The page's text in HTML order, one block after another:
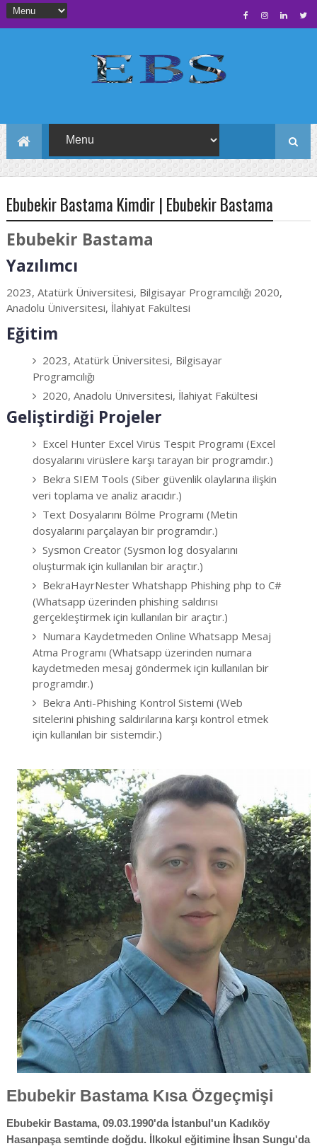
Ebubekir Bastama Kimdir | Ebubekir Bastama
Ebubekir Bastama
Yazılımcı
2023, Atatürk Üniversitesi, Bilgisayar Programcılığı 2020,
Anadolu Üniversitesi, İlahiyat Fakültesi
Eğitim
2023, Atatürk Üniversitesi, Bilgisayar
Programcılığı
2020, Anadolu Üniversitesi, İlahiyat Fakültesi
Geliştirdiği Projeler
Excel Hunter Excel Virüs Tespit Programı (Excel
dosyalarını virüslere karşı tarayan bir programdır.)
Bekra SIEM Tools (Siber güvenlik olaylarına ilişkin
veri toplama ve analiz aracıdır.)
Text Dosyalarını Bölme Programı (Metin
dosyalarını parçalayan bir programdır.)
Sysmon Creator (Sysmon log dosyalarını
oluşturmak için kullanılan bir araçtır.)
BekraHayrNester Whatshapp Phishing php to C#
(Whatsapp üzerinden phishing saldırısı
gerçekleştirmek için kullanılan bir araçtır.)
Numara Kaydetmeden Online Whatsapp Mesaj
Atma Programı (Whatsapp üzerinden numara
kaydetmeden mesaj göndermek için kullanılan bir
programdır.)
Bekra Anti-Phishing Kontrol Sistemi (Web
sitelerini phishing saldırılarına karşı kontrol etmek
için kullanılan bir sistemdir.)
Ebubekir Bastama Kısa Özgeçmişi
Ebubekir Bastama, 09.03.1990'da İstanbul'un Kadıköy
Hasanpaşa semtinde doğdu. İlkokul eğitimine İhsan Sungu'da